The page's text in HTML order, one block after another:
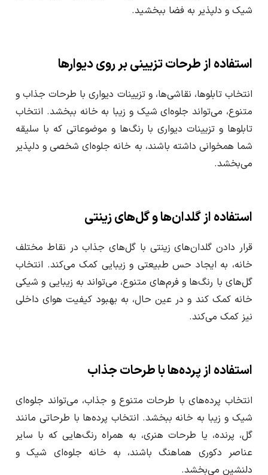
شیک و دلپذیر به فضا ببخشید.
استفاده از طرحات تزیینی بر روی دیوارها
انتخاب تابلوها، نقاشی‌ها، و تزیینات دیواری با طرحات جذاب و
متنوع، می‌تواند جلوه‌ای شیک و زیبا به خانه ببخشد. انتخاب
تابلوها و تزیینات دیواری با رنگ‌ها و موضوعاتی که با سلیقه
شما همخوانی داشته باشند، به خانه جلوه‌ای شخصی و دلپذیر
می‌بخشد.
استفاده از گلدان‌ها و گل‌های زینتی
قرار دادن گلدان‌های زینتی با گل‌های جذاب در نقاط مختلف
خانه، به ایجاد حس طبیعتی و زیبایی کمک می‌کند. انتخاب
گل‌های با رنگ‌ها و فرم‌های متنوع، می‌تواند به زیبایی و شیکی
خانه کمک کند و در عین حال، به بهبود کیفیت هوای داخلی
نیز کمک می‌کند.
استفاده از پرده‌ها با طرحات جذاب
انتخاب پرده‌های با طرحات متنوع و جذاب، می‌تواند جلوه‌ای
شیک و زیبا به خانه ببخشد. انتخاب پرده‌ها با طرحاتی مانند
گل، پرنده، یا طرحات هنری، به همراه رنگ‌هایی که با سایر
عناصر دکوری هماهنگ باشند، به خانه جلوه‌ای شیک و
دلنشین می‌بخشد.